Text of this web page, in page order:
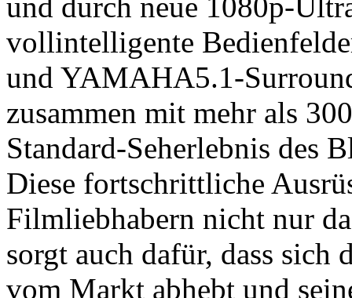
vollintelligente
und YAMAHA5.1-
zusammen mit mehr als
Standard-Seherlebnis des
Diese fortschrittliche
Filmliebhabern nicht nur
sorgt auch dafür, dass
vom Markt abhebt und